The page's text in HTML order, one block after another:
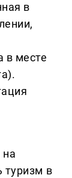
в
в месте
на
туризм в